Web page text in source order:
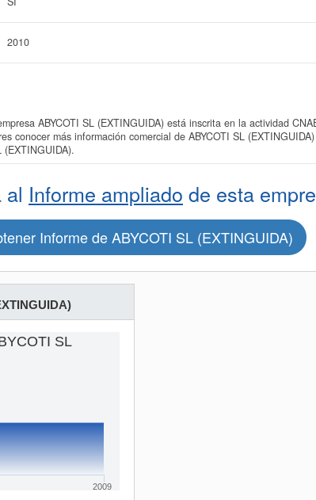
2010
ABYCOTI SL (EXTINGUIDA) está inscrita en la actividad
conocer más información comercial de ABYCOTI SL
(EXTINGUIDA).
al Informe ampliado de esta
Informe de ABYCOTI SL (EXTINGUIDA)
SL
2009